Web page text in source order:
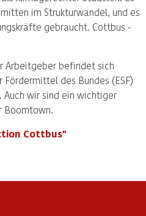
im Strukturwandel, und es
gebraucht. Cottbus -
Arbeitgeber befindet sich
des Bundes (ESF)
wir sind ein wichtiger
Boomtown.
Cottbus"